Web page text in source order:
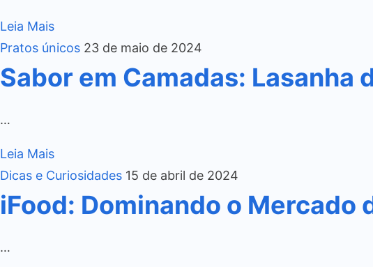
Leia Mais
Pratos únicos 23 de maio de 2024
Sabor em Camadas: Lasanha
…
Leia Mais
Dicas e Curiosidades 15 de abril de 2024
iFood: Dominando o Mercado
…